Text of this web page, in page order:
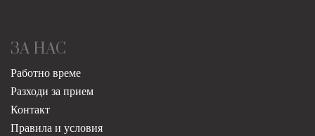
ЗА НАС
Работно време
Разходи за прием
Контакт
Правила и условия